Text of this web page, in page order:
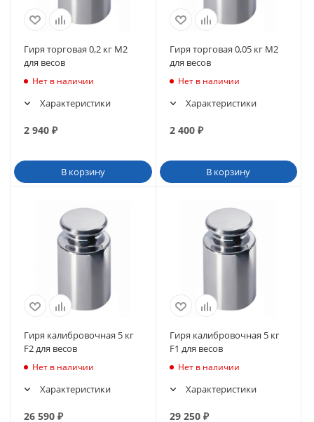
Гиря торговая 0,2 кг M2
для весов
Нет в наличии
Характеристики
2 940 ₽
В корзину
Гиря торговая 0,05 кг M2
для весов
Нет в наличии
Характеристики
2 400₽
В корзину
Гиря калибровочная 5 кг
F2 для весов
Нет в наличии
Характеристики
26 590 ₽
Гиря калибровочная 5 кг
F1 для весов
Нет в наличии
Характеристики
29 250₽